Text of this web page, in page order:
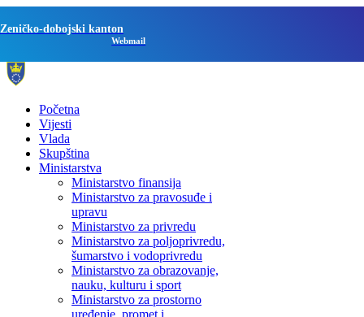
Zeničko-dobojski kanton
Webmail
Početna
Vijesti
Vlada
Skupština
Ministarstva
Ministarstvo finansija
Ministarstvo za pravosuđe i
upravu
Ministarstvo za privredu
Ministarstvo za poljoprivredu,
šumarstvo i vodoprivredu
Ministarstvo za obrazovanje,
nauku, kulturu i sport
Ministarstvo za prostorno
uređenje, promet i